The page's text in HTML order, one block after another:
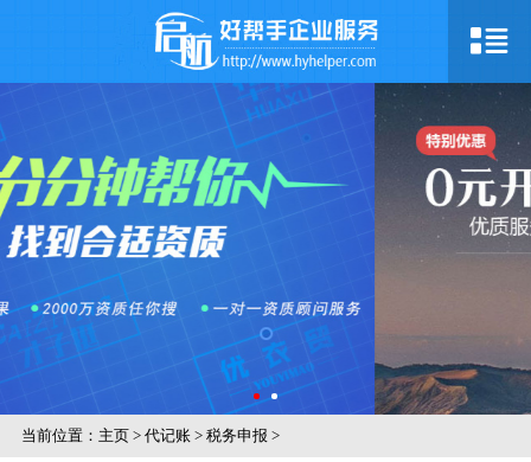
当前位置： 主页> 代记账> 税务申报 >